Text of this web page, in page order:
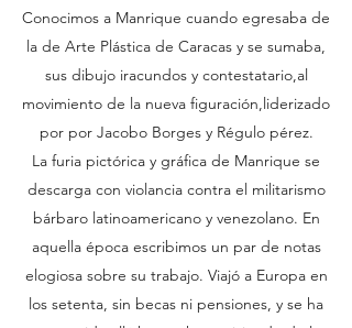
Conocimos a Manrique cuando egresaba de
la de Arte Plástica de Caracas y se sumaba,
sus dibujo iracundos y contestatario,al
movimiento de la nueva figuración,liderizado
por por Jacobo Borges y Régulo pérez.
La furia pictórica y gráfica de Manrique se
descarga con violancia contra el militarismo
bárbaro latinoamericano y venezolano. En
aquella época escribimos un par de notas
elogiosa sobre su trabajo. Viajó a Europa en
los setenta, sin becas ni pensiones, y se ha